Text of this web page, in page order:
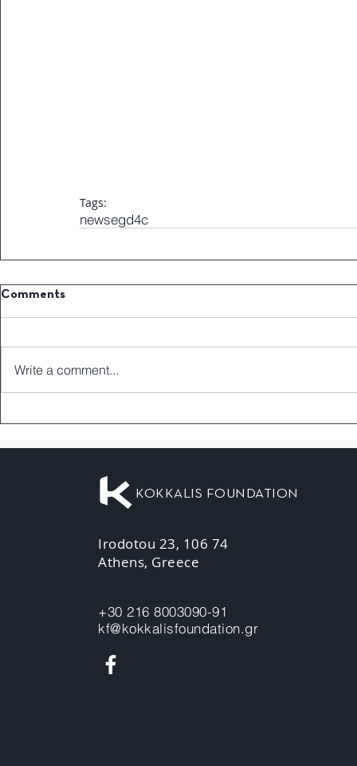
Tags:
newsegd4c
Comments
Write a comment...
KOKKALIS FOUNDATION
Irodotou 23, 106 74
Athens, Greece
+30 216 8003090-91
kf@kokkalisfoundation.gr